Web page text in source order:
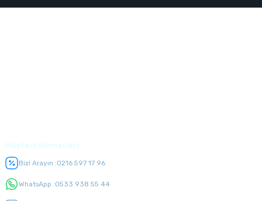
Bizi Arayın :0216 597 17 96
WhatsApp :0533 938 55 44